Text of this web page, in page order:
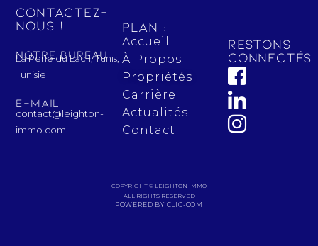
Contactez-
nous !
Notre bureau
La Perle du Lac 1, Tunis,
Tunisie
E-mail
contact@leighton-
immo.com
Plan :
Accueil
À Propos
Propriétés
Carrière
Actualités
Contact
Restons
connectés
COPYRIGHT © LEIGHTON IMMO
ALL RIGHTS RESERVED
POWERED BY CLIC-COM